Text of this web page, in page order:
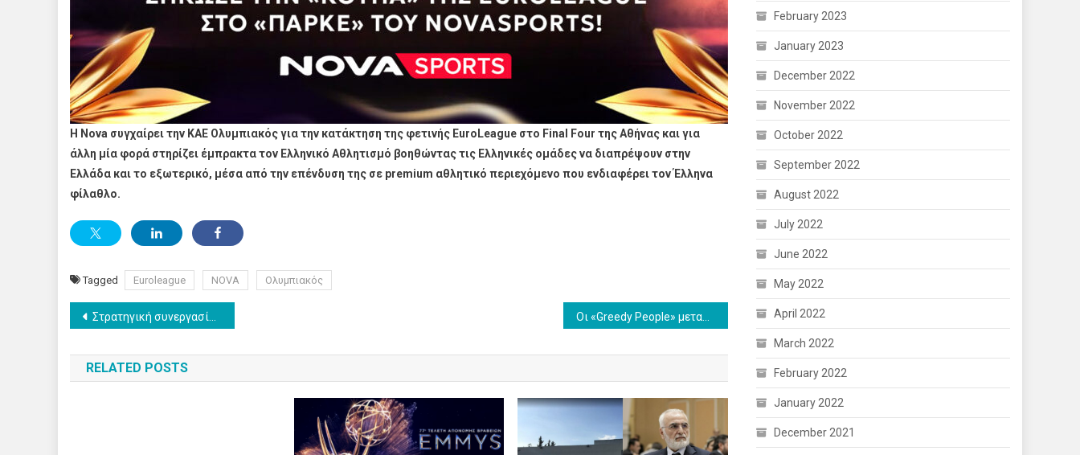
Η Nova συγχαίρει την KAE Ολυμπιακός για την κατάκτηση της φετινής EuroLeague στο Final Four της Αθήνας και για
άλλη μία φορά στηρίζει έμπρακτα τον Ελληνικό Αθλητισμό βοηθώντας τις Ελληνικές ομάδες να διαπρέψουν στην
Ελλάδα και το εξωτερικό, μέσα από την επένδυση της σε premium αθλητικό περιεχόμενο που ενδιαφέρει τον Έλληνα
φίλαθλο.
Tagged Euroleague NOVA Ολυμπιακός
Post
navigation
Στρατηγική συνεργασία ΕΚΚΟΜΕΔ – Panathēnea για την ανάδειξη της οπτικοακουστικής δημιουργίας Οι «Greedy People» μετατρέπουν ένα απλό σχέδιο σε χάος στη ζώνη Sunday Premiere της Nova!
RELATED POSTS
February 2023
January 2023
December 2022
November 2022
October 2022
September 2022
August 2022
July 2022
June 2022
May 2022
April 2022
March 2022
February 2022
January 2022
December 2021